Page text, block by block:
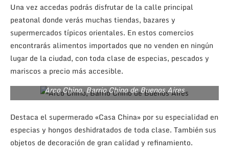
Una vez accedas podrás disfrutar de la calle principal
peatonal donde verás muchas tiendas, bazares y
supermercados típicos orientales. En estos comercios
encontrarás alimentos importados que no venden en ningún
lugar de la ciudad, con toda clase de especias, pescados y
mariscos a precio más accesible.
Arco Chino, Barrio Chino de Buenos Aires
Destaca el supermerado «Casa China» por su especialidad en
especias y hongos deshidratados de toda clase. También sus
objetos de decoración de gran calidad y refinamiento.